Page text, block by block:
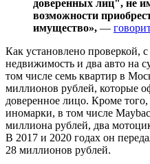
доверенных лиц", не
возможности
имущество», —
Как установлено проверкой,
недвижимость и два авто на
том числе семь квартир в
миллионов рублей, которые
доверенное лицо. Кроме
иномарки, в том числе
миллиона рублей, два
В 2017 и 2020 годах он
28 миллионов рублей.